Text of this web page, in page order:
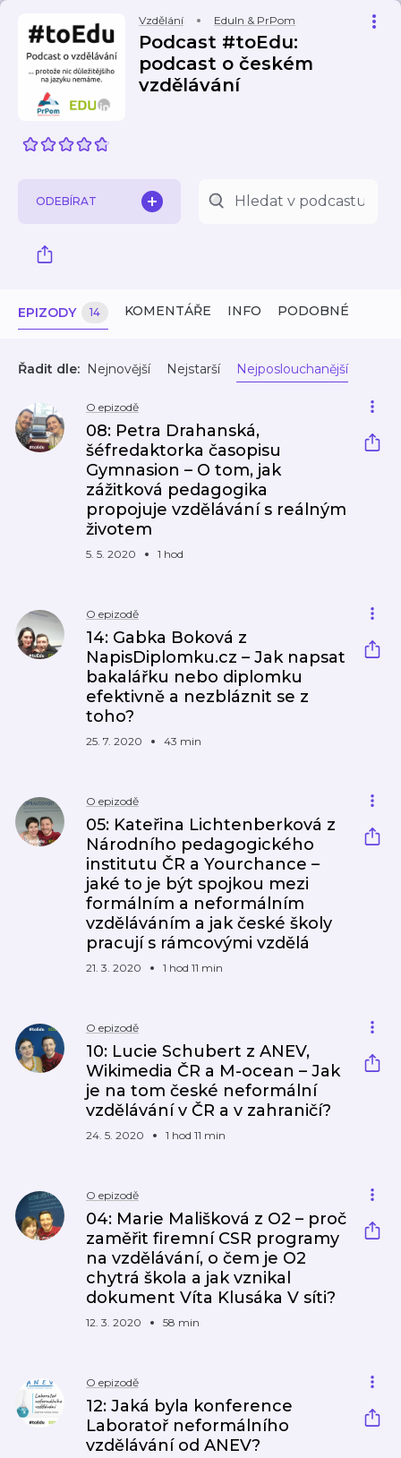
Vzdělání EduIn & PrPom
Podcast #toEdu:
podcast o českém
vzdělávání
ODEBÍRAT
EPIZODY 14 KOMENTÁŘE INFO PODOBNÉ
Řadit dle: Nejnovější Nejstarší Nejposlouchanější
O epizodě
08: Petra Drahanská,
šéfredaktorka časopisu
Gymnasion – O tom, jak
zážitková pedagogika
propojuje vzdělávání s reálným
životem
5. 5. 2020 1 hod
O epizodě
14: Gabka Boková z
NapisDiplomku.cz – Jak napsat
bakalářku nebo diplomku
efektivně a nezbláznit se z
toho?
25. 7. 2020 43 min
O epizodě
05: Kateřina Lichtenberková z
Národního pedagogického
institutu ČR a Yourchance –
jaké to je být spojkou mezi
formálním a neformálním
vzděláváním a jak české školy
pracují s rámcovými vzdělá
21. 3. 2020 1 hod 11 min
O epizodě
10: Lucie Schubert z ANEV,
Wikimedia ČR a M-ocean – Jak
je na tom české neformální
vzdělávání v ČR a v zahraničí?
24. 5. 2020 1 hod 11 min
O epizodě
04: Marie Mališková z O2 – proč
zaměřit firemní CSR programy
na vzdělávání, o čem je O2
chytrá škola a jak vznikal
dokument Víta Klusáka V síti?
12. 3. 2020 58 min
O epizodě
12: Jaká byla konference
Laboratoř neformálního
vzdělávání od ANEV?